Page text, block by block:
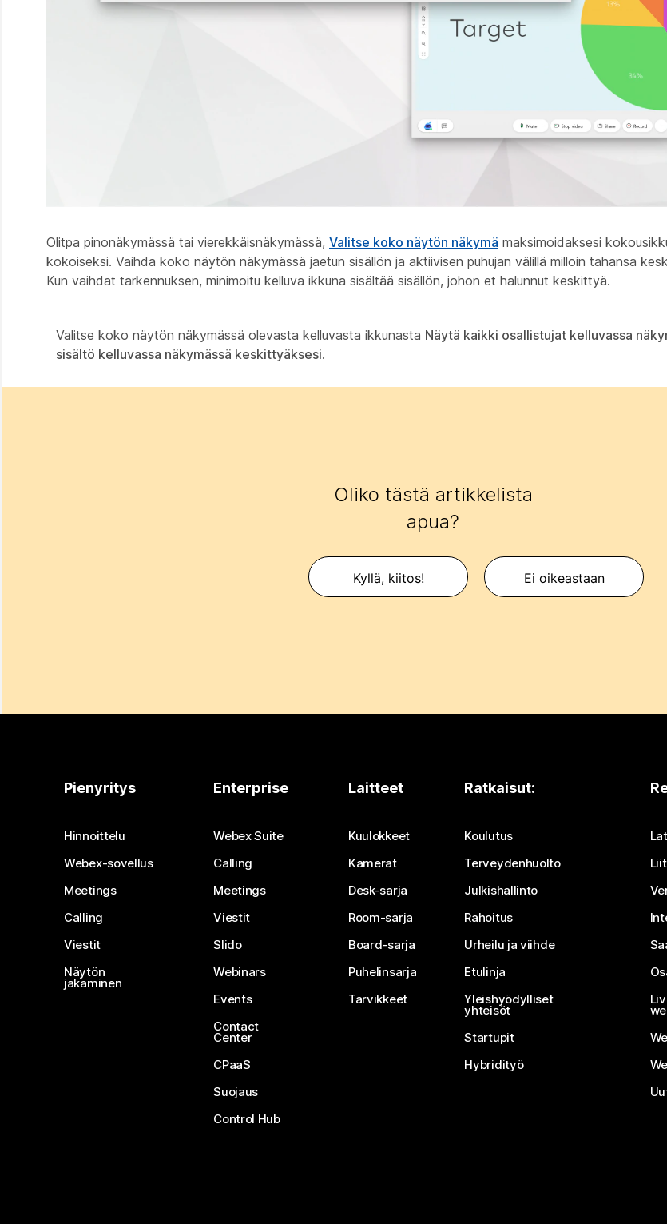
Olitpa pinonäkymässä tai vierekkäisnäkymässä, Valitse koko näytön näkymä maksimoidaksesi
kokoiseksi. Vaihda koko näytön näkymässä jaetun sisällön ja aktiivisen puhujan välillä milloin tahansa
Kun vaihdat tarkennuksen, minimoitu kelluva ikkuna sisältää sisällön, johon et halunnut keskittyä.
Valitse koko näytön näkymässä olevasta kelluvasta ikkunasta Näytä kaikki osallistujat kelluvassa
sisältö kelluvassa näkymässä keskittyäksesi.
Oliko tästä artikkelista
apua?
Kyllä, kiitos! Ei oikeastaan
Pienyritys
Hinnoittelu
Webex-sovellus
Meetings
Calling
Viestit
Näytön
jakaminen
Enterprise
Webex Suite
Calling
Meetings
Viestit
Slido
Webinars
Events
Contact
Center
CPaaS
Suojaus
Control Hub
Laitteet
Kuulokkeet
Kamerat
Desk-sarja
Room-sarja
Board-sarja
Puhelinsarja
Tarvikkeet
Ratkaisut:
Koulutus
Terveydenhuolto
Julkishallinto
Rahoitus
Urheilu ja viihde
Etulinja
Yleishyödylliset
yhteisöt
Startupit
Hybridityö